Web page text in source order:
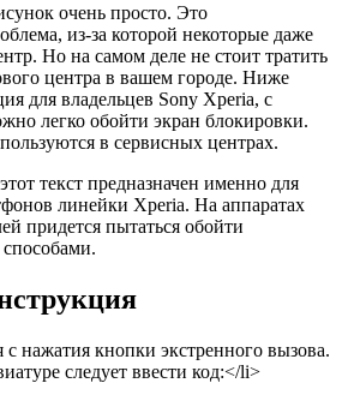
очень просто. Это
из-за которой некоторые даже
Но на самом деле не стоит тратить
центра в вашем городе. Ниже
для владельцев Sony Xperia, с
легко обойти экран блокировки.
в сервисных центрах.
текст предназначен именно для
линейки Xperia. На аппаратах
придется пытаться обойти
с нажатия кнопки экстренного вызова.
следует ввести код:</li>